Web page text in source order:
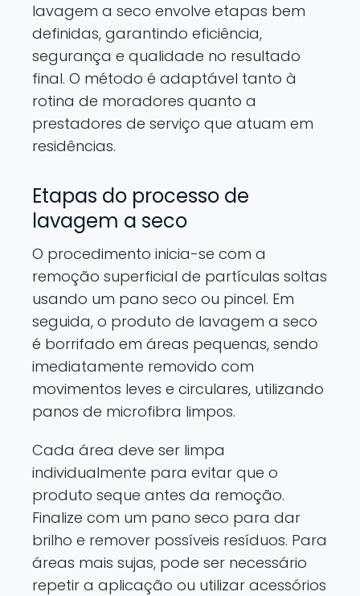
lavagem a seco envolve etapas bem
definidas, garantindo eficiência,
segurança e qualidade no resultado
final. O método é adaptável tanto à
rotina de moradores quanto a
prestadores de serviço que atuam em
residências.
Etapas do processo de
lavagem a seco
O procedimento inicia-se com a
remoção superficial de partículas soltas
usando um pano seco ou pincel. Em
seguida, o produto de lavagem a seco
é borrifado em áreas pequenas, sendo
imediatamente removido com
movimentos leves e circulares, utilizando
panos de microfibra limpos.
Cada área deve ser limpa
individualmente para evitar que o
produto seque antes da remoção.
Finalize com um pano seco para dar
brilho e remover possíveis resíduos. Para
áreas mais sujas, pode ser necessário
repetir a aplicação ou utilizar acessórios